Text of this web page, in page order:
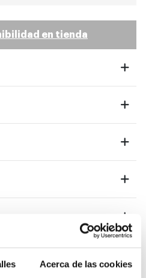
Acerca de las cookies
en tienda